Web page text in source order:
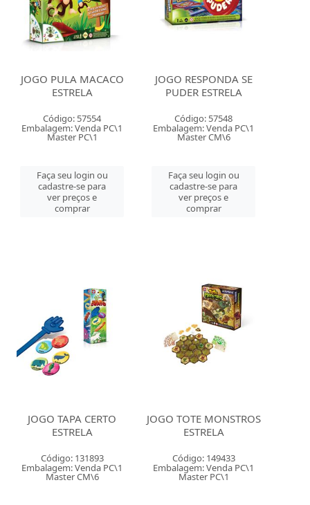
JOGO PULA MACACO
ESTRELA
Código: 57554
Embalagem: Venda PC\1
Master PC\1
Faça seu login ou
cadastre-se para
ver preços e
comprar
JOGO RESPONDA SE
PUDER ESTRELA
Código: 57548
Embalagem: Venda PC\1
Master CM\6
Faça seu login ou
cadastre-se para
ver preços e
comprar
JOGO TAPA CERTO
ESTRELA
Código: 131893
Embalagem: Venda PC\1
Master CM\6
JOGO TOTE MONSTROS
ESTRELA
Código: 149433
Embalagem: Venda PC\1
Master PC\1